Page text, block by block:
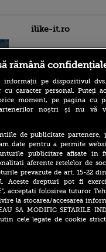
în
ilike-it.ro
rămână
informații pe dispozitivul
caracter personal. Puteți
moment, pe pagina cu
noștri și nu vă
de publicitate partenere,
date pentru a permite
publicitare afisate in
aferente retelelor de
prevazute de art. 15-22
Aceste drepturi pot fi
acceptati folosirea tuturor
la stocarea/accesarea
SA MODIFIC SETARILE
cele legate de cookie strict